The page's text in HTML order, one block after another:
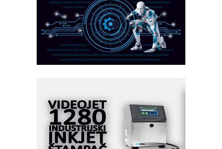
Marcom-plast d.o.o.- vaš pouzdan
partner
CTO - Prilagodite svoju toplinsku
obradu!
Razvoj asortimanskog pravca MINI-
PLC AKYTEC
MOTOMAN – NEXT-Robotika vođena
veštačkom inteligencijom
I.SAFE MOBILE revolucioniše
industrijsku automatizaciju
pionirskimmobile operator PANEL-OM